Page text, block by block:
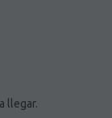
llegar.